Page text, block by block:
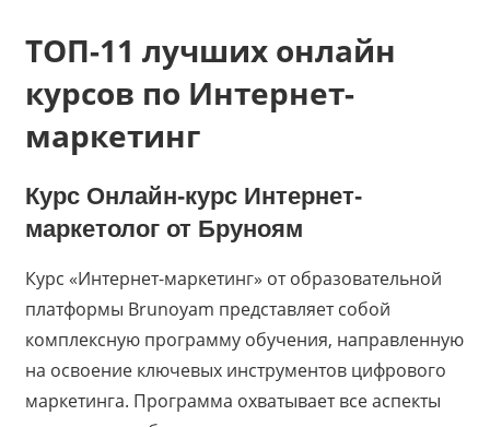
ТОП-11 лучших онлайн
курсов по Интернет-
маркетинг
Курс Онлайн-курс Интернет-
маркетологот Бруноям
Курс «Интернет-маркетинг» от образовательной
платформы Brunoyam представляет собой
комплексную программу обучения, направленную
на освоение ключевых инструментов цифрового
маркетинга. Программа охватывает все аспекты